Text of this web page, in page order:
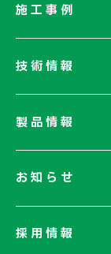
ネットワーク
施工事例
技術情報
製品情報
お知らせ
採用情報